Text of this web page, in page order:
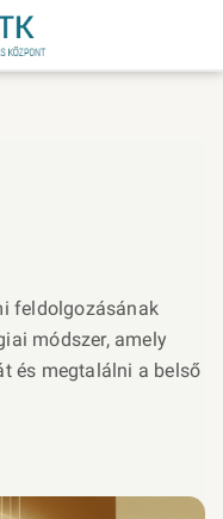
feldolgozásának
módszer, amely
és megtalálni a belső